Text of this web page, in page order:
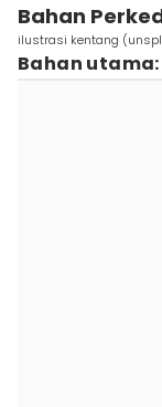
Bahan
ilustrasi kentang
Bahan utama: